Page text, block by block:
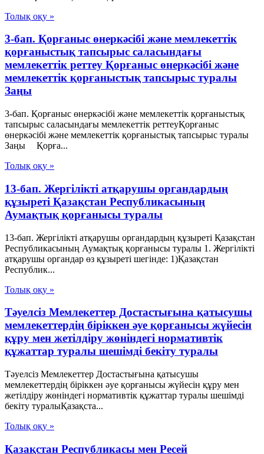
Толық оқу »
3-бап. Қорғаныс өнеркәсібі және мемлекеттік
қорғаныстық тапсырыс саласындағы
мемлекеттік реттеу Қорғаныс өнеркәсібі және
мемлекеттік қорғаныстық тапсырыс туралы
Заңы
3-бап. Қорғаныс өнеркәсібі және мемлекеттік қорғаныстық
тапсырыс саласындағы мемлекеттік реттеуҚорғаныс
өнеркәсібі және мемлекеттік қорғаныстық тапсырыс туралы
Заңы Қорға...
Толық оқу »
13-бап. Жергілікті атқарушы органдардың
құзыреті Қазақстан Республикасының
Аумақтық қорғанысы туралы
13-бап. Жергілікті атқарушы органдардың құзыреті Қазақстан
Республикасының Аумақтық қорғанысы туралы 1. Жергілікті
атқарушы органдар өз құзыреті шегінде: 1)Қазақстан
Республик...
Толық оқу »
Тәуелсіз Мемлекеттер Достастығына қатысушы
мемлекеттердің біріккен әуе қорғанысы жүйесін
құру мен жетілдіру жөніндегі нормативтік
құжаттар туралы шешімді бекіту туралы
Тәуелсіз Мемлекеттер Достастығына қатысушы
мемлекеттердің біріккен әуе қорғанысы жүйесін құру мен
жетілдіру жөніндегі нормативтік құжаттар туралы шешімді
бекіту туралыҚазақста...
Толық оқу »
Қазақстан Республикасы мен Ресей